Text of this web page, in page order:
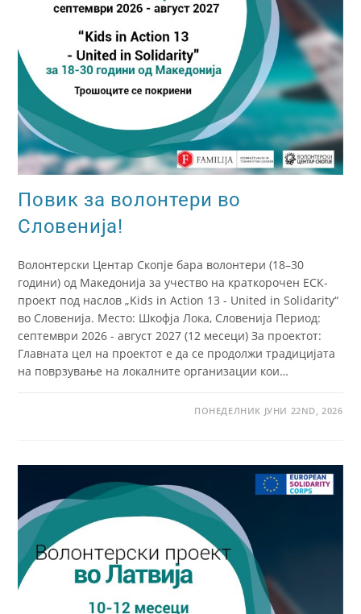
Повик за волонтери во
Словенија!
Волонтерски Центар Скопје бара волонтери (18–30
години) од Македонија за учество на краткорочен ЕСК-
проект под наслов „Kids in Action 13 - United in Solidarity“
во Словенија. Место: Шкофја Лока, Словенија Период:
септември 2026 - август 2027 (12 месеци) За проектот:
Главната цел на проектот е да се продолжи традицијата
на поврзување на локалните организации кои…
ПОНЕДЕЛНИК ЈУНИ 22ND, 2026